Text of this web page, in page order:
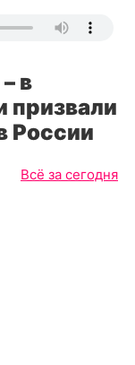
в
призвали
России
Всё за сегодня